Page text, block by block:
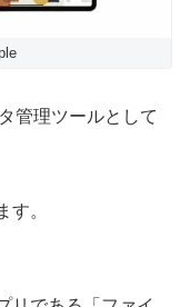
管理ツールとして
す。